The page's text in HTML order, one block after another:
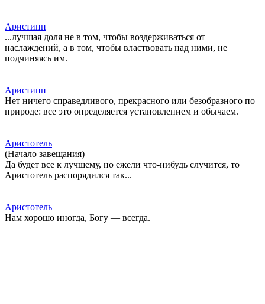
Аристипп
...лучшая доля не в том, чтобы воздерживаться от
наслаждений, а в том, чтобы властвовать над ними, не
подчиняясь им.
Аристипп
Нет ничего справедливого, прекрасного или безобразного по
природе: все это определяется установлением и обычаем.
Аристотель
(Начало завещания)
Да будет все к лучшему, но ежели что-нибудь случится, то
Аристотель распорядился так...
Аристотель
Нам хорошо иногда, Богу — всегда.